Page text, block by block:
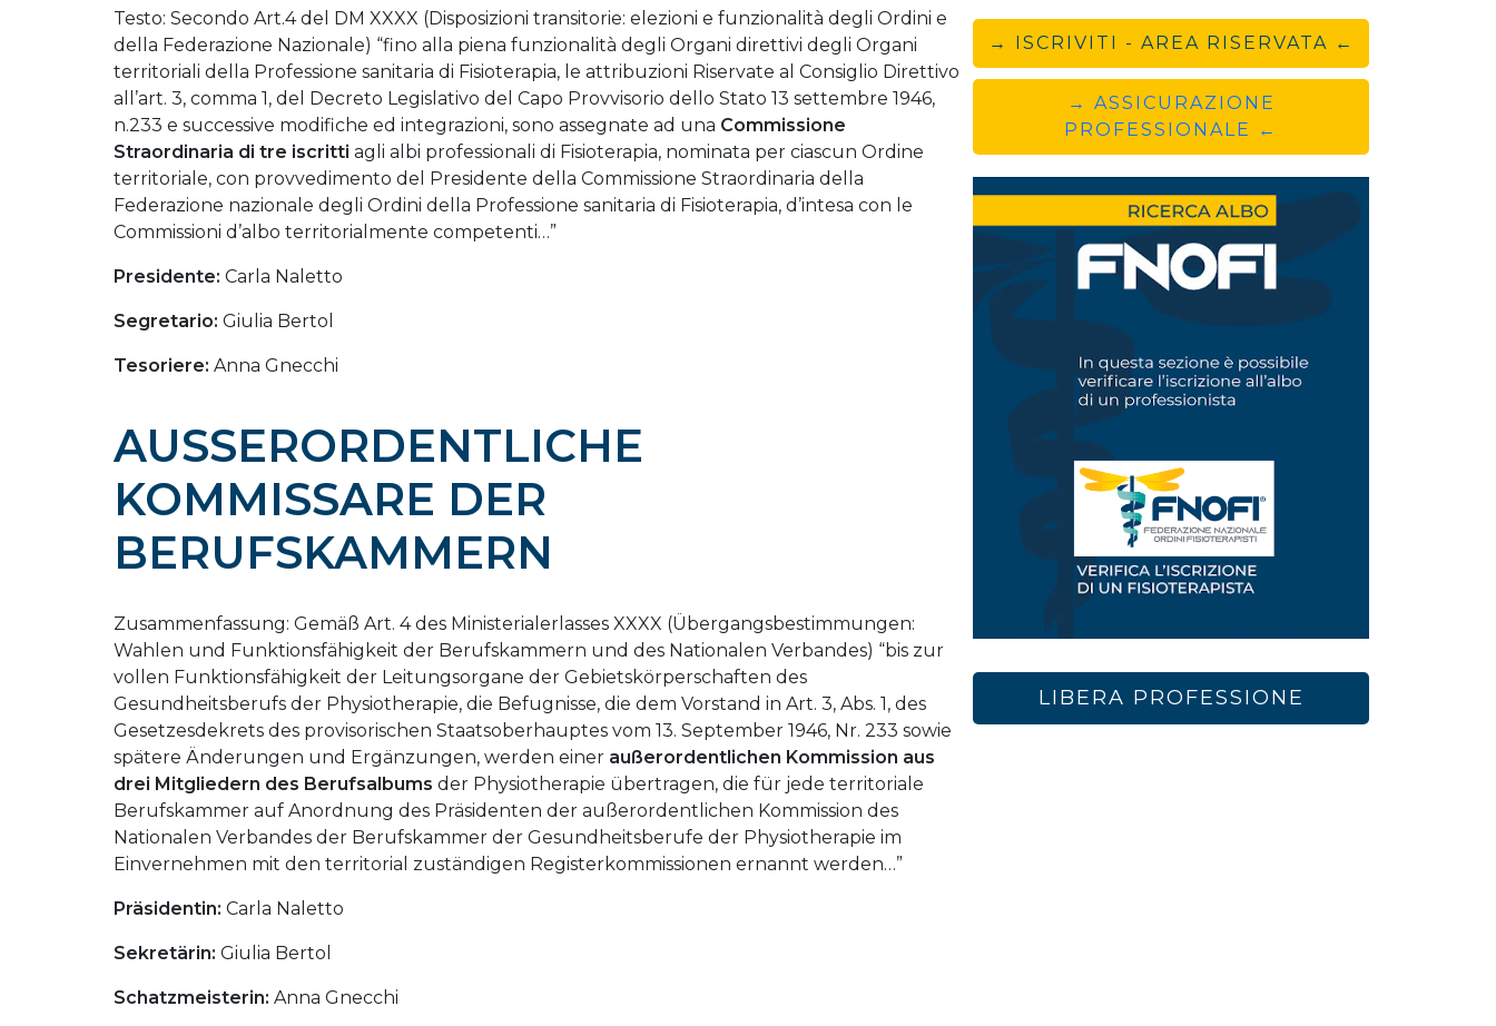
Testo: Secondo Art.4 del DM XXXX (Disposizioni transitorie: elezioni e funzionalità degli Ordini e
della Federazione Nazionale) “fino alla piena funzionalità degli Organi direttivi degli Organi
territoriali della Professione sanitaria di Fisioterapia, le attribuzioni Riservate al Consiglio Direttivo
all’art. 3, comma 1, del Decreto Legislativo del Capo Provvisorio dello Stato 13 settembre 1946,
n.233 e successive modifiche ed integrazioni, sono assegnate ad una Commissione
Straordinaria di tre iscritti agli albi professionali di Fisioterapia, nominata per ciascun Ordine
territoriale, con provvedimento del Presidente della Commissione Straordinaria della
Federazione nazionale degli Ordini della Professione sanitaria di Fisioterapia, d’intesa con le
Commissioni d’albo territorialmente competenti…”
Presidente: Carla Naletto
Segretario: Giulia Bertol
Tesoriere: Anna Gnecchi
AUSSERORDENTLICHE
KOMMISSARE DER
BERUFSKAMMERN
Zusammenfassung: Gemäß Art. 4 des Ministerialerlasses XXXX (Übergangsbestimmungen:
Wahlen und Funktionsfähigkeit der Berufskammern und des Nationalen Verbandes) “bis zur
vollen Funktionsfähigkeit der Leitungsorgane der Gebietskörperschaften des
Gesundheitsberufs der Physiotherapie, die Befugnisse, die dem Vorstand in Art. 3, Abs. 1, des
Gesetzesdekrets des provisorischen Staatsoberhauptes vom 13. September 1946, Nr. 233 sowie
spätere Änderungen und Ergänzungen, werden einer außerordentlichen Kommission aus
drei Mitgliedern des Berufsalbums der Physiotherapie übertragen, die für jede territoriale
Berufskammer auf Anordnung des Präsidenten der außerordentlichen Kommission des
Nationalen Verbandes der Berufskammer der Gesundheitsberufe der Physiotherapie im
Einvernehmen mit den territorial zuständigen Registerkommissionen ernannt werden…”
Präsidentin: Carla Naletto
Sekretärin: Giulia Bertol
Schatzmeisterin: Anna Gnecchi
→ ISCRIVITI - AREA RISERVATA ←
→ ASSICURAZIONE
PROFESSIONALE ←
LIBERA PROFESSIONE